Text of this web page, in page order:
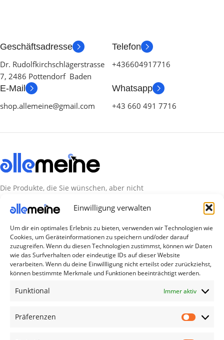
Einwilligung verwalten
Um dir ein optimales Erlebnis zu bieten, verwenden wir Technologien wie
Cookies, um Geräteinformationen zu speichern und/oder darauf
zuzugreifen. Wenn du diesen Technologien zustimmst, können wir Daten
wie das Surfverhalten oder eindeutige IDs auf dieser Website
verarbeiten. Wenn du deine Einwillligung nicht erteilst oder zurückziehst,
können bestimmte Merkmale und Funktionen beeinträchtigt werden.
Funktional Immer aktiv
Präferenzen
Geschäftsadresse
Dr. Rudolfkirchschlägerstrasse
7, 2486 Pottendorf Baden
Telefon
+436604917716
E-Mail
shop.allemeine@gmail.com
Whatsapp
+43 660 491 7716
Die Produkte, die Sie wünschen, aber nicht
Welt hier.
Abonnieren Sie uns
Kategorien
Handy Zubehör